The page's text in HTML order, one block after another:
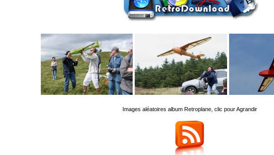
Images aléatoires album Retroplane, clic pour Agrandir